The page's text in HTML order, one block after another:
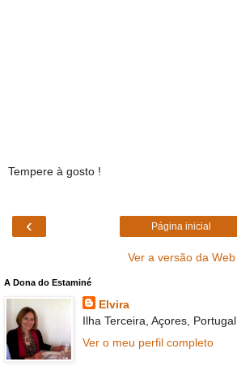
Tempere à gosto !
‹ Página inicial
Ver a versão da Web
A Dona do Estaminé
Elvira
Ilha Terceira, Açores, Portugal
Ver o meu perfil completo